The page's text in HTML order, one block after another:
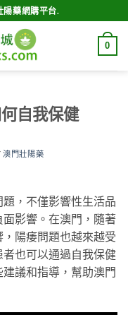
陽藥網購平台.
0
自我保健
澳門壯陽藥
，不僅影響性生活品
影響。在澳門，隨著
陽痿問題也越來越受
也可以通過自我保健
議和指導，幫助澳門